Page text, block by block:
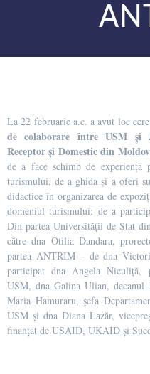
La 22 februarie a.c. a avut loc
de colaborare între USM și
Receptor și Domestic din
de a face schimb de experiență
turismului, de a ghida și a oferi
didactice în organizarea de
domeniul turismului; de a
Din partea Universității de Stat
către dna Otilia Dandara,
partea ANTRIM – de dna
participat dna Angela Niculiță,
USM, dna Galina Ulian,
Maria Hamuraru, șefa
USM și dna Diana Lazăr,
finanțat de USAID, UKAID și